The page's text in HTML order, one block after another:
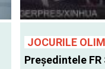
JOCURILE
Preşedintele